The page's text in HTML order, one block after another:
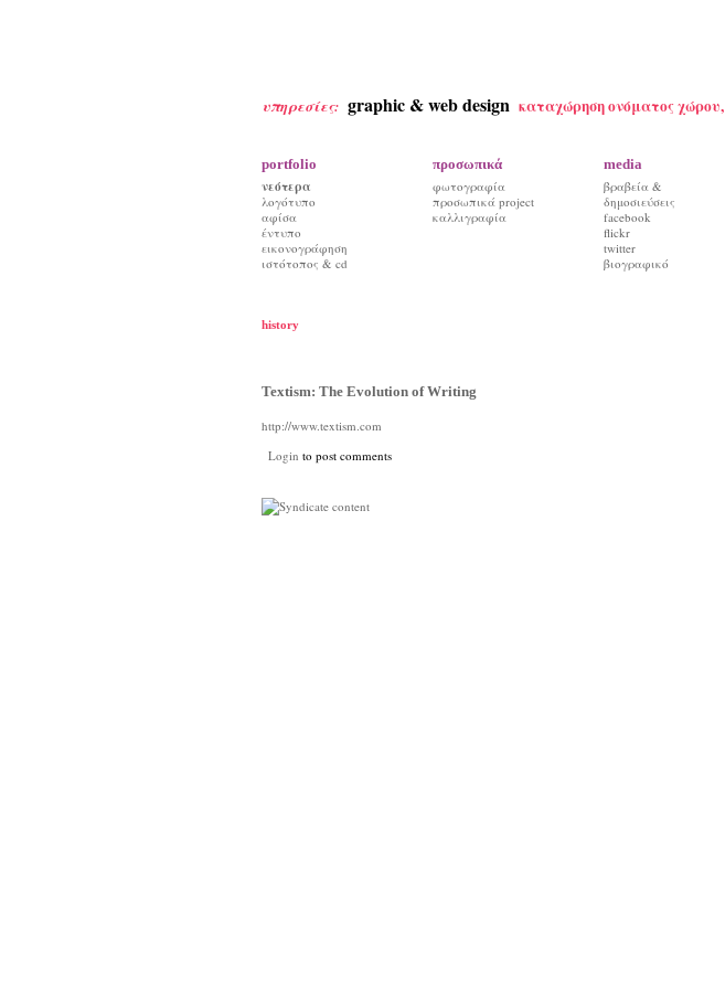
υπηρεσίες: graphic & web design καταχώρηση ονόματος χώρου,
portfolio
νεότερα
λογότυπο
αφίσα
έντυπο
εικονογράφηση
ιστότοπος & cd
προσωπικά
φωτογραφία
προσωπικά project
καλλιγραφία
media
βραβεία &
δημοσιεύσεις
facebook
flickr
twitter
βιογραφικό
history
Textism: The Evolution of Writing
http://www.textism.com
Login to post comments